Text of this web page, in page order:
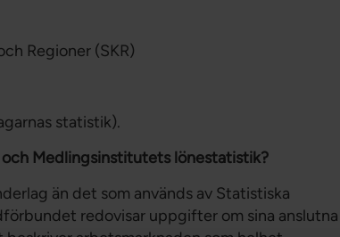
Regioner (SKR)
statistik).
och Medlingsinstitutets lönestatistik?
än det som används av Statistiska
redovisar uppgifter om sina anslutna